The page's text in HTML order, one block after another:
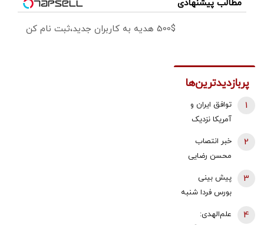
مطالب پیشنهادی
500$ هدیه به کاربران جدید،ثبت نام کن
پربازدیدترین‌ها
توافق ایران و
آمریکا نزدیک
خزانه‌داری آمریکا
از «امروز یا فردا»
گفت
1
خبر انتصاب
محسن رضایی
تکذیب شد؟/
توضیح مهم
خبرگزاری فارس
2
پیش بینی
بورس فردا شنبه
موتور رشد بازار
3
علم‌الهدی:
4